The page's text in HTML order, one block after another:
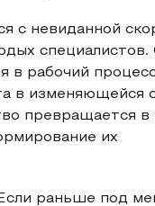
с невиданной
специалистов.
в рабочий
в изменяющейся
превращается
их
раньше под